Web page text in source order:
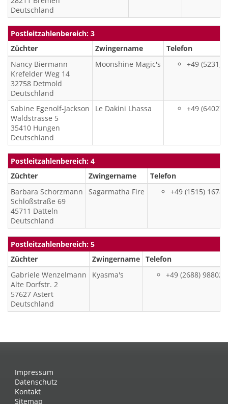
Deutschland
Postleitzahlenbereich: 3
Züchter
Zwingername
Telefon
Nancy Biermann
Krefelder Weg 14
32758 Detmold
Deutschland
Moonshine Magic's +49 (5231)
Sabine Egenolf-Jackson
Waldstrasse 5
35410 Hungen
Deutschland
Le Dakini Lhassa +49 (6402)
Postleitzahlenbereich: 4
Züchter
Zwingername
Telefon
Barbara Schorzmann
Schloßstraße 69
45711 Datteln
Deutschland
Sagarmatha Fire +49 (1515)
Postleitzahlenbereich: 5
Züchter
Zwingername Telefon
Gabriele Wenzelmann
Alte Dorfstr. 2
57627 Astert
Deutschland
Kyasma's +49 (2688)
Impressum
Datenschutz
Kontakt
Sitemap